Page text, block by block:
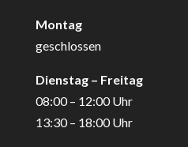
Montag
geschlossen
Dienstag – Freitag
08:00 – 12:00 Uhr
13:30 – 18:00 Uhr